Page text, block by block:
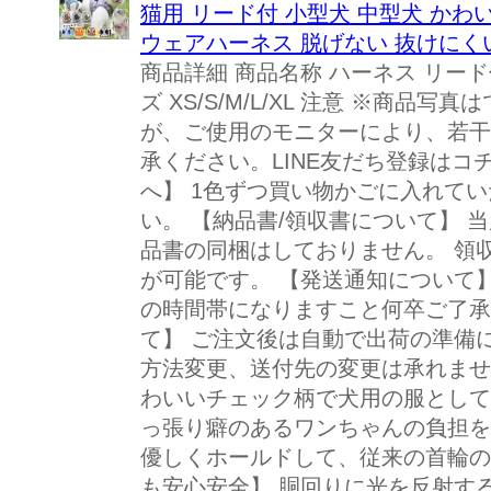
猫用 リード付 小型犬 中型犬 かわ
ウェアハーネス 脱げない 抜けに
商品詳細 商品名称 ハーネス リー
ズ XS/S/M/L/XL 注意 ※商品写真は
が、ご使用のモニターにより、若
承ください。LINE友だち登録はコ
へ】 1色ずつ買い物かごに入れて
い。 【納品書/領収書について】
品書の同梱はしておりません。 領
が可能です。 【発送通知について
の時間帯になりますこと何卒ご了
て】 ご注文後は自動で出荷の準備
方法変更、送付先の変更は承れま
わいいチェック柄で犬用の服とし
っ張り癖のあるワンちゃんの負担
優しくホールドして、従来の首輪